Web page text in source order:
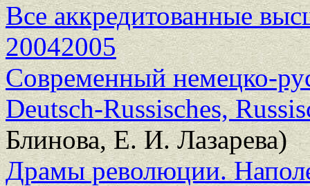
Все аккредитованные
20042005
Современный немецко-
Deutsch-Russisches,
Блинова, Е. И. Лазарева)
Драмы революции.